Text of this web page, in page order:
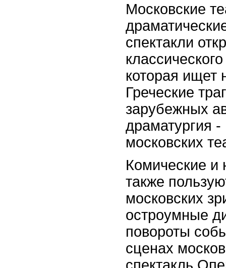
Московские
спектакли
которая ищет
Греческие
зарубежных
драматургия
московских
Комические и
также
московских
остроумные
повороты
сценах